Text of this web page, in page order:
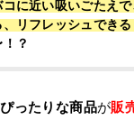
コに近い吸いごたえ
、リフレッシュでき
？
ったりな商品が販